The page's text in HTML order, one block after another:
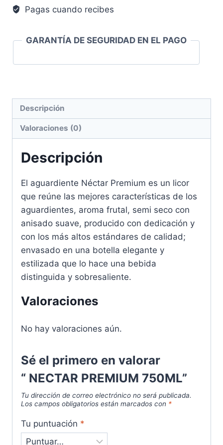
Pagas cuando recibes
GARANTÍA DE SEGURIDAD EN EL PAGO
Descripción
Valoraciones (0)
Descripción
El aguardiente Néctar Premium es un licor
que reúne las mejores características de los
aguardientes, aroma frutal, semi seco con
anisado suave, producido con dedicación y
con los más altos estándares de calidad;
envasado en una botella elegante y
estilizada que lo hace una bebida
distinguida y sobresaliente.
Valoraciones
No hay valoraciones aún.
Sé el primero en valorar
“ NECTAR PREMIUM 750ML”
Tu dirección de correo electrónico no será publicada.
Los campos obligatorios están marcados con *
Tu puntuación *